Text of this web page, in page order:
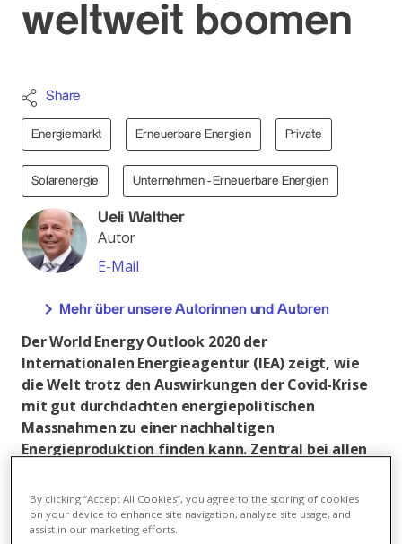
weltweit boomen
Share
Energiemarkt Erneuerbare Energien Private
Solarenergie Unternehmen - Erneuerbare Energien
Ueli Walther
Autor
E-Mail
Mehr über unsere Autorinnen und Autoren
Der World Energy Outlook 2020 der
Internationalen Energieagentur (IEA) zeigt, wie
die Welt trotz den Auswirkungen der Covid-Krise
mit gut durchdachten energiepolitischen
Massnahmen zu einer nachhaltigen
Energieproduktion finden kann. Zentral bei allen
Schlüsselrolle.
Es war ein turbulentes Jahr für das globale
By clicking “Accept All Cookies”, you agree to the storing of cookies
on your device to enhance site navigation, analyze site usage, and
assist in our marketing efforts.